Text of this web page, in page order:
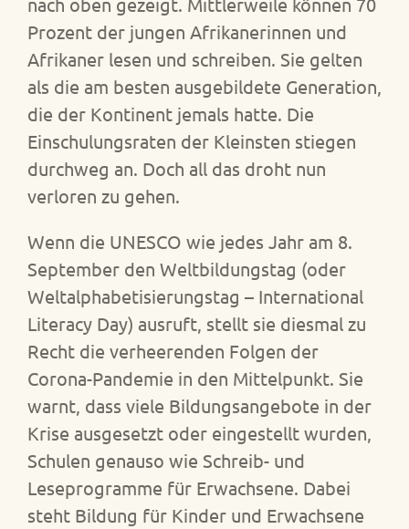
Prozent der jungen Afrikanerinnen und
Afrikaner lesen und schreiben. Sie gelten
als die am besten ausgebildete Generation,
die der Kontinent jemals hatte. Die
Einschulungsraten der Kleinsten stiegen
durchweg an. Doch all das droht nun
verloren zu gehen.
Wenn die UNESCO wie jedes Jahr am 8.
September den Weltbildungstag (oder
Weltalphabetisierungstag – International
Literacy Day) ausruft, stellt sie diesmal zu
Recht die verheerenden Folgen der
Corona-Pandemie in den Mittelpunkt. Sie
warnt, dass viele Bildungsangebote in der
Krise ausgesetzt oder eingestellt wurden,
Schulen genauso wie Schreib- und
Leseprogramme für Erwachsene. Dabei
steht Bildung für Kinder und Erwachsene